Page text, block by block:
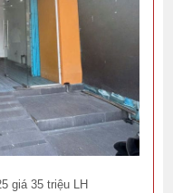
giá 35 triệu LH